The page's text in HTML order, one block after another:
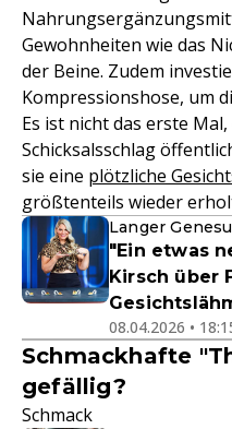
Gewohnheiten wie das
der Beine. Zudem
Kompressionshose, um
Es ist nicht das erste
Schicksalsschlag
sie eine plötzliche
größtenteils wieder
Langer
"Ein etwas
Kirsch über
08.04.2026 •
Schmackhafte
gefällig?
Schmack